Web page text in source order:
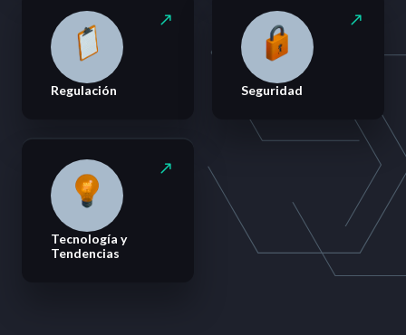
Regulación Seguridad
Tecnología y
Tendencias